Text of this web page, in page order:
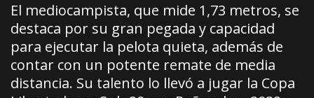
El mediocampista, que mide 1,73 metros, se
destaca por su gran pegada y capacidad
para ejecutar la pelota quieta, además de
contar con un potente remate de media
distancia. Su talento lo llevó a jugar la Copa